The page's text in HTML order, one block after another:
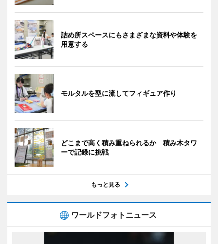
詰め所スペースにもさまざまな資料や体験を
用意する
モルタルを型に流してフィギュア作り
どこまで高く積み重ねられるか 積み木タワ
ーで記録に挑戦
もっと見る
ワールドフォトニュース